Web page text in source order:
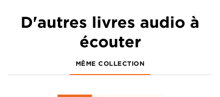
D'autres livres audio à
écouter
MÊME COLLECTION